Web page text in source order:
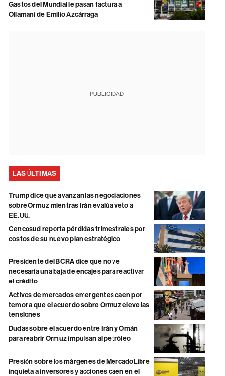
Gastos del Mundial le pasan factura a
Ollamani de Emilio Azcárraga
PUBLICIDAD
LAS ÚLTIMAS
Trump dice que avanzan las negociaciones
sobre Ormuz mientras Irán evalúa veto a
EE.UU.
Cencosud reporta pérdidas trimestrales por
costos de su nuevo plan estratégico
Presidente del BCRA dice que no ve
necesaria una baja de encajes para reactivar
el crédito
Activos de mercados emergentes caen por
temor a que el acuerdo sobre Ormuz eleve las
tensiones
Dudas sobre el acuerdo entre Irán y Omán
para reabrir Ormuz impulsan al petróleo
Presión sobre los márgenes de MercadoLibre
inquieta a inversores y acciones caen en el